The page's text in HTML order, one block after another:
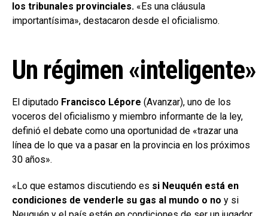
los tribunales provinciales. «Es una cláusula
importantísima», destacaron desde el oficialismo.
Un régimen «inteligente»
El diputado Francisco Lépore (Avanzar), uno de los
voceros del oficialismo y miembro informante de la ley,
definió el debate como una oportunidad de «trazar una
línea de lo que va a pasar en la provincia en los próximos
30 años».
«Lo que estamos discutiendo es si Neuquén está en
condiciones de venderle su gas al mundo o no y si